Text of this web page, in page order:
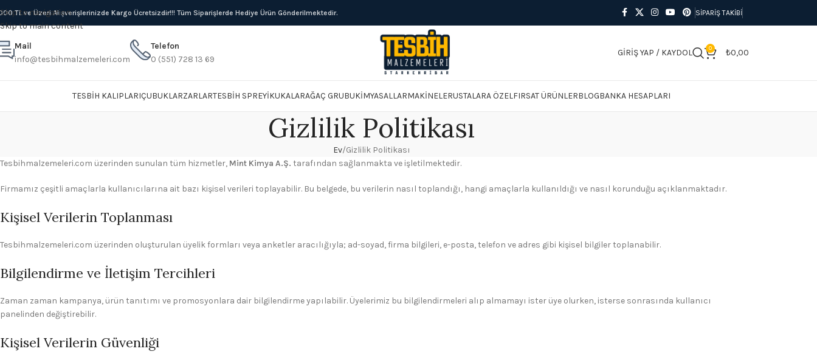
Skip to navigation
Skip to main content
TL ve Üzeri Alışverişlerinizde Kargo Ücretsizdir!!! Tüm Siparişlerde Hediye Ürün Gönderilmektedir. SIPARIŞ TAKIBI
Mail
info@tesbihmalzemeleri.com
Telefon
0 (551) 728 13 69
GIRIŞ YAP / KAYDOL 0 ₺0,00
TESBIH KALIPLARIÇUBUKLARZARLARTESBIH SPREYIKUKALARAĞAÇ GRUBUKIMYASALLARMAKINELERUSTALARA ÖZELFIRSAT ÜRÜNLERBLOGBANKA HESAPLARI
Gizlilik Politikası
Ev Gizlilik Politikası
Tesbihmalzemeleri.com üzerinden sunulan tüm hizmetler, Mint Kimya A.Ş. tarafından sağlanmakta ve işletilmektedir.
Firmamız çeşitli amaçlarla kullanıcılarına ait bazı kişisel verileri toplayabilir. Bu belgede, bu verilerin nasıl toplandığı, hangi amaçlarla kullanıldığı ve nasıl korunduğu açıklanmaktadır.
Kişisel Verilerin Toplanması
Tesbihmalzemeleri.com üzerinden oluşturulan üyelik formları veya anketler aracılığıyla; ad-soyad, firma bilgileri, e-posta, telefon ve adres gibi kişisel bilgiler toplanabilir.
Bilgilendirme ve İletişim Tercihleri
Zaman zaman kampanya, ürün tanıtımı ve promosyonlara dair bilgilendirme yapılabilir. Üyelerimiz bu bilgilendirmeleri alıp almamayı ister üye olurken, isterse sonrasında kullanıcı
panelinden değiştirebilir.
Kişisel Verilerin Güvenliği